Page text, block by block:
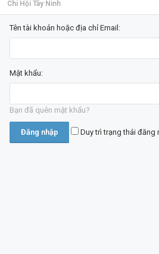
Chi Hội Tây Ninh
Tên tài khoản hoặc địa chỉ Email:
Mật khẩu:
Bạn đã quên mật khẩu?
Duy trì trạng thái đăng